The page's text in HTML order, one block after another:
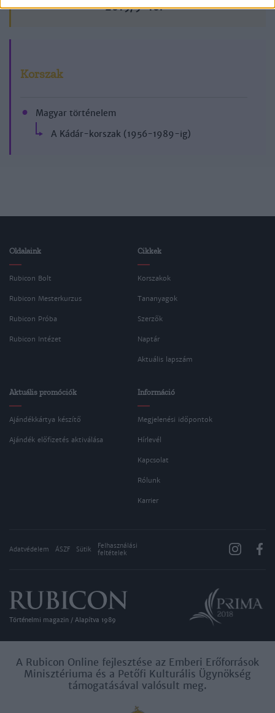
2019/9-10.
Korszak
Magyar történelem
A Kádár-korszak (1956-1989-ig)
Oldalaink
Rubicon Bolt
Rubicon Mesterkurzus
Rubicon Próba
Rubicon Intézet
Cikkek
Korszakok
Tananyagok
Szerzők
Naptár
Aktuális lapszám
Aktuális promóciók
Ajándékkártya készítő
Ajándék előfizetés aktiválása
Információ
Megjelenési időpontok
Hírlevél
Kapcsolat
Rólunk
Karrier
Adatvédelem ÁSZF Sütik
Felhasználási
feltételek
Történelmi magazin / Alapítva 1989
A Rubicon Online fejlesztése az Emberi Erőforrások
Minisztériuma és a Petőfi Kulturális Ügynökség
támogatásával valósult meg.